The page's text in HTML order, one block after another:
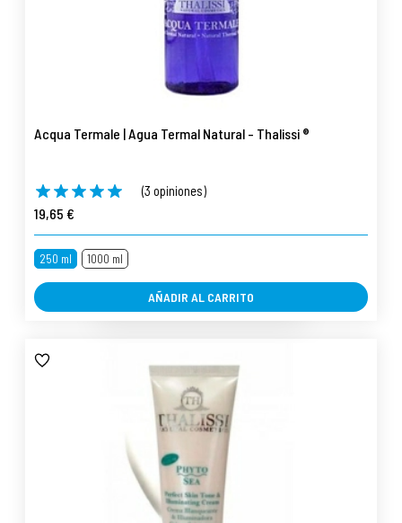
Acqua Termale | Agua Termal Natural - Thalissi ®
(3 opiniones)
19,65 €
250 ml 1000 ml
AÑADIR AL CARRITO